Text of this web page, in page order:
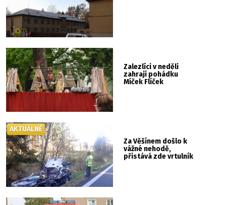
Zalezlíci v neděli
zahrají pohádku
Míček Flíček
Za Věšínem došlo k
vážné nehodě,
přistává zde vrtulník
AKTUÁLNĚ